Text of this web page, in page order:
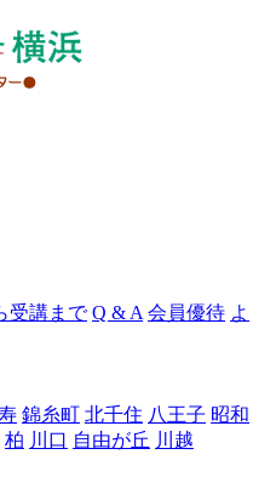
ャ
浜
受講まで Q & A 会員優待 よ
錦糸町 北千住 八王子 昭和
柏 川口 自由が丘 川越